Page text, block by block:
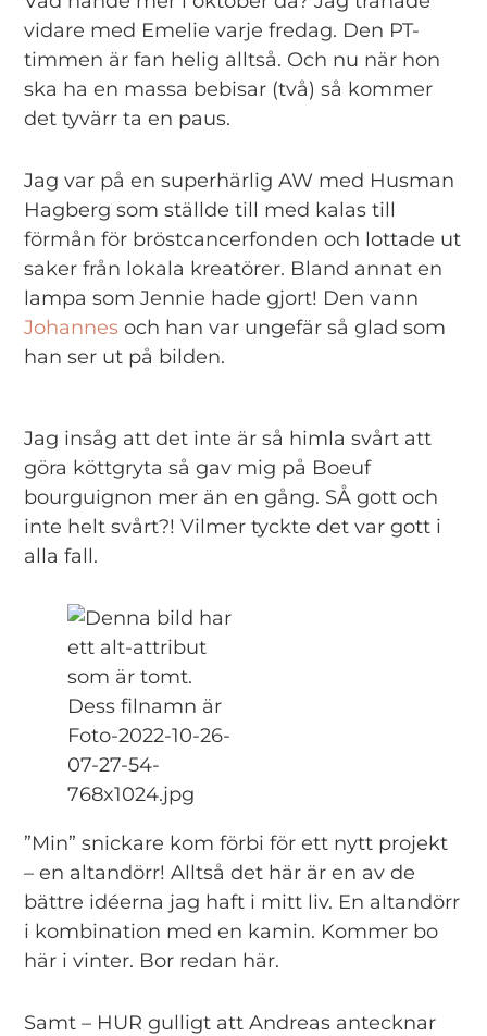
vidare med Emelie varje fredag. Den PT-
timmen är fan helig alltså. Och nu när hon
ska ha en massa bebisar (två) så kommer
det tyvärr ta en paus.
Jag var på en superhärlig AW med Husman
Hagberg som ställde till med kalas till
förmån för bröstcancerfonden och lottade ut
saker från lokala kreatörer. Bland annat en
lampa som Jennie hade gjort! Den vann
Johannes och han var ungefär så glad som
han ser ut på bilden.
Jag insåg att det inte är så himla svårt att
göra köttgryta så gav mig på Boeuf
bourguignon mer än en gång. SÅ gott och
inte helt svårt?! Vilmer tyckte det var gott i
alla fall.
”Min” snickare kom förbi för ett nytt projekt
– en altandörr! Alltså det här är en av de
bättre idéerna jag haft i mitt liv. En altandörr
i kombination med en kamin. Kommer bo
här i vinter. Bor redan här.
Samt – HUR gulligt att Andreas antecknar